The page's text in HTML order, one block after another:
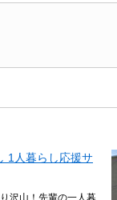
1人暮らし応援サ
沢山！先輩の一人暮